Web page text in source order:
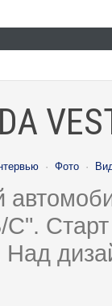
· Фото ·
Над